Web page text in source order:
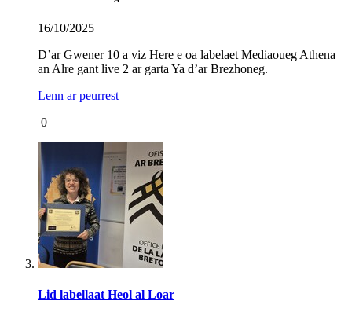
16/10/2025
D’ar Gwener 10 a viz Here e oa labelaet Mediaoueg Athena
an Alre gant live 2 ar garta Ya d’ar Brezhoneg.
Lenn ar peurrest
0
Lid labellaat Heol al Loar